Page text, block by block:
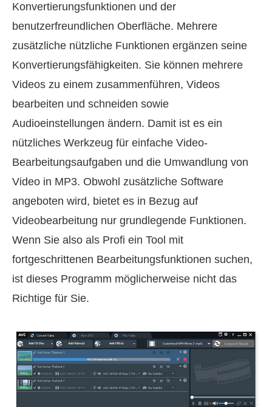
Konvertierungsfunktionen und der
benutzerfreundlichen Oberfläche. Mehrere
zusätzliche nützliche Funktionen ergänzen seine
Konvertierungsfähigkeiten. Sie können mehrere
Videos zu einem zusammenführen, Videos
bearbeiten und schneiden sowie
Audioeinstellungen ändern. Damit ist es ein
nützliches Werkzeug für einfache Video-
Bearbeitungsaufgaben und die Umwandlung von
Video in MP3. Obwohl zusätzliche Software
angeboten wird, bietet es in Bezug auf
Videobearbeitung nur grundlegende Funktionen.
Wenn Sie also als Profi ein Tool mit
fortgeschrittenen Bearbeitungsfunktionen suchen,
ist dieses Programm möglicherweise nicht das
Richtige für Sie.